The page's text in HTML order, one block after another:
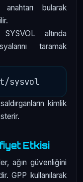
anahtarı bularak
altında
taramak
kimlik
Etkisi
ağın güvenliğini
GPP kullanılarak